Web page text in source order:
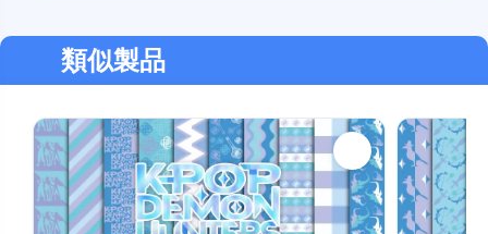
る支払い方法に対応しています。
類似製品